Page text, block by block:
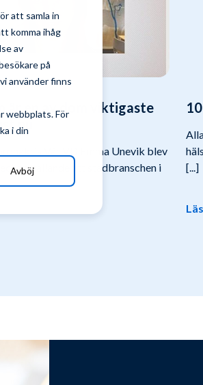
att samla in
komma ihåg
av
på
använder finns
webbplats. För
i din
Avböj
är en av dom viktigaste
nu
Vår VD Emma Unevik blev
gällande att städbranschen i
[...]